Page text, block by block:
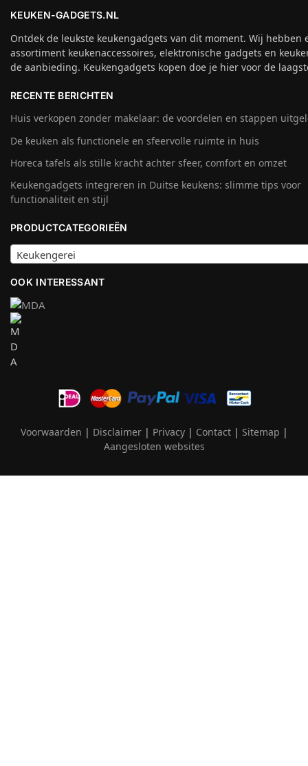
KEUKEN-GADGETS.NL
Ontdek de leukste keukengadgets van dit moment. Wij hebben
assortiment keukenaccessoires, elektronische gadgets en
de aanbieding. Keukengadgets kopen doe je hier voor de
RECENTE BERICHTEN
Huis verkopen zonder makelaar: de voordelen en stappen
De keuken als functionele en sfeervolle ruimte in huis
Horeca tafels als stille kracht achter sfeer, comfort en omzet
Keukengadgets integreren in Duitse keukens: slimme tips voor
functionaliteit en stijl
PRODUCTCATEGORIEËN
Keukengerei
OOK INTERESSANT
Voorwaarden | Disclaimer| Privacy| Contact| Sitemap |
Aangesloten websites